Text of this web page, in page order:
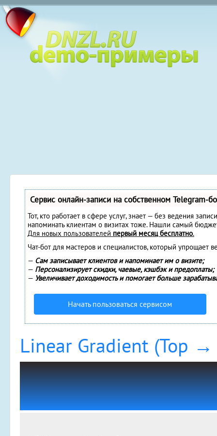
Сервис онлайн-записи на собственном Telegram-
Тот, кто работает в сфере услуг, знает — без ведения
напоминать клиентам о визитах тоже. Нашли самый
Для новых пользователей первый месяц бесплатно.
Чат-бот для мастеров и специалистов, который упрощает
— Сам записывает клиентов и напоминает им о визите;
— Персонализирует скидки, чаевые, кэшбэк и предоплаты;
— Увеличивает доходимость и помогает больше
Начать пользоваться сервисом
Linear Gradient (Top